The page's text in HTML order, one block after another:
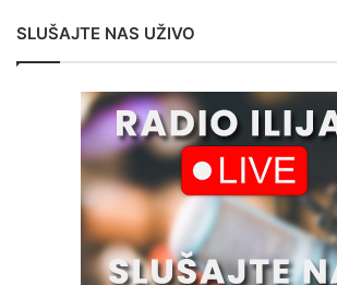
SLUŠAJTE NAS UŽIVO